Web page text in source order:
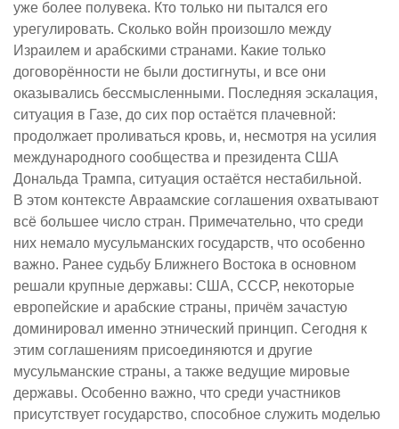
уже более полувека. Кто только ни пытался его
урегулировать. Сколько войн произошло между
Израилем и арабскими странами. Какие только
договорённости не были достигнуты, и все они
оказывались бессмысленными. Последняя эскалация,
ситуация в Газе, до сих пор остаётся плачевной:
продолжает проливаться кровь, и, несмотря на усилия
международного сообщества и президента США
Дональда Трампа, ситуация остаётся нестабильной.
В этом контексте Авраамские соглашения охватывают
всё большее число стран. Примечательно, что среди
них немало мусульманских государств, что особенно
важно. Ранее судьбу Ближнего Востока в основном
решали крупные державы: США, СССР, некоторые
европейские и арабские страны, причём зачастую
доминировал именно этнический принцип. Сегодня к
этим соглашениям присоединяются и другие
мусульманские страны, а также ведущие мировые
державы. Особенно важно, что среди участников
присутствует государство, способное служить моделью